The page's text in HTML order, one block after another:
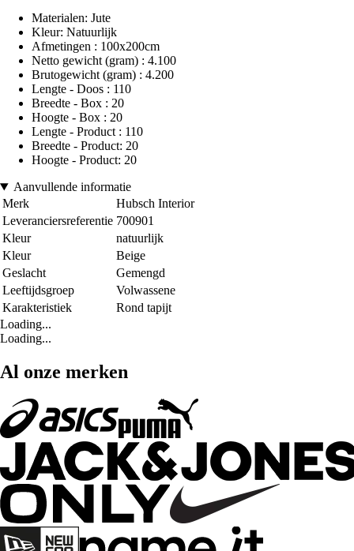
Materialen: Jute
Kleur: Natuurlijk
Afmetingen : 100x200cm
Netto gewicht (gram) : 4.100
Brutogewicht (gram) : 4.200
Lengte - Doos : 110
Breedte - Box : 20
Hoogte - Box : 20
Lengte - Product : 110
Breedte - Product: 20
Hoogte - Product: 20
Aanvullende informatie
Merk
Hubsch Interior
Leveranciersreferentie 700901
Kleur
natuurlijk
Kleur
Beige
Geslacht
Gemengd
Leeftijdsgroep
Volwassene
Karakteristiek
Rond tapijt
Loading...
Loading...
Al onze merken